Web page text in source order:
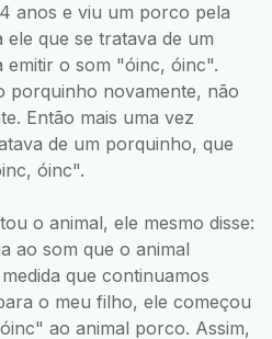
anos e viu um porco pela
ele que se tratava de um
emitir o som "óinc, óinc".
porquinho novamente, não
Então mais uma vez
de um porquinho, que
óinc".
o animal, ele mesmo disse:
ao som que o animal
que continuamos
o meu filho, ele começou
ao animal porco. Assim,